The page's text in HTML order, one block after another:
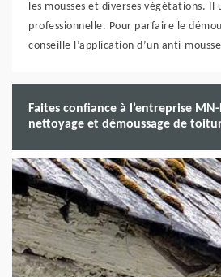
les mousses et diverses végétations. Il
professionnelle. Pour parfaire le
conseille l’application d’un anti-
Faites confiance à l’entreprise MN-
nettoyage et démoussage de